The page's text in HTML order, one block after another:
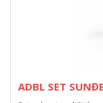
ADBL SET